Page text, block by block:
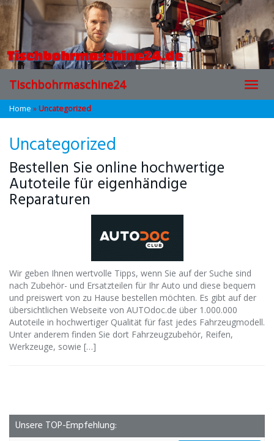
Skip
to
main
content
Tischbohrmaschine24
Home »Uncategorized
Uncategorized
Bestellen Sie online hochwertige
Autoteile für eigenhändige
Reparaturen
Wir geben Ihnen wertvolle Tipps, wenn Sie auf der Suche sind
nach Zubehör- und Ersatzteilen für Ihr Auto und diese bequem
und preiswert von zu Hause bestellen möchten. Es gibt auf der
übersichtlichen Webseite von AUTOdoc.de über 1.000.000
Autoteile in hochwertiger Qualität für fast jedes Fahrzeugmodell.
Unter anderem finden Sie dort Fahrzeugzubehör, Reifen,
Werkzeuge, sowie […]
Unsere TOP-Empfehlung: